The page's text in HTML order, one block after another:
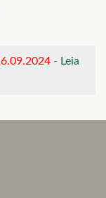
- Leia